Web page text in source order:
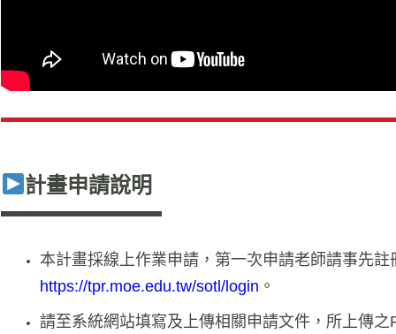
計畫申請說明
本計畫採線上作業申請，第一次申請老師請事先
https://tpr.moe.edu.tw/sotl/login 。
請至系統網站填寫及上傳相關申請文件，所上傳